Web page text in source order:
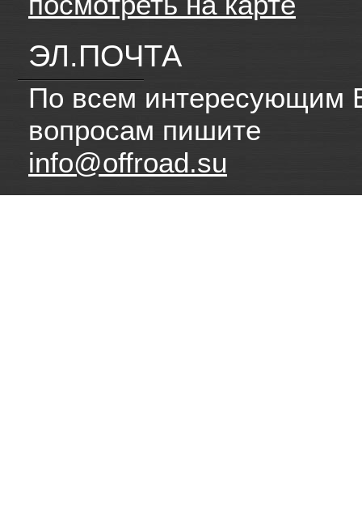
ЭЛ.ПОЧТА
По всем интересующим
вопросам пишите
info@offroad.su